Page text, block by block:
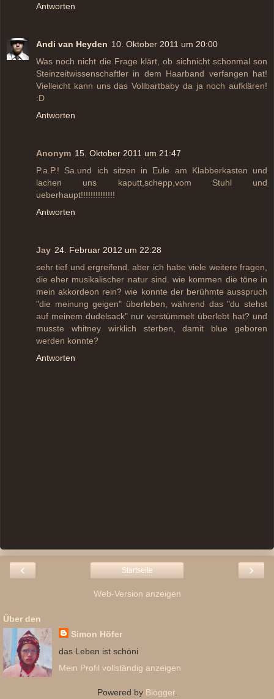
Antworten
Andi van Heyden 10. Oktober 2011 um 20:00
Was noch nicht die Frage klärt, ob sichnicht schonmal son
Steinzeitwissenschaftler in dem Haarband verfangen hat!
Vielleicht kann uns das Vollbartbaby da ja noch aufklären!
:D
Antworten
Anonym 15. Oktober 2011 um 21:47
P.a.P.! Sa.und ich sitzen in Eule am Klabberkasten und
lachen uns kaputt,schepp,vom Stuhl und
ueberhaupt!!!!!!!!!!!!!!
Antworten
Jay 24. Februar 2012 um 22:28
sehr tief und ergreifend. aber ich habe viele weitere fragen,
die eher musikalischer natur sind. wie kommen die töne in
mein akkordeon rein? wie konnte der berühmte ausspruch
"die meinung geigen" überleben, während das "du stehst
auf meinem dudelsack" nur verstümmelt überlebt hat? und
musste whitney wirklich sterben, damit blue geboren
werden konnte?
Antworten
‹ ›
Startseite
Web-Version anzeigen
Über den
Simon Höfer
das Leben ist schöni
Mein Profil vollständig anzeigen
Powered by Blogger.